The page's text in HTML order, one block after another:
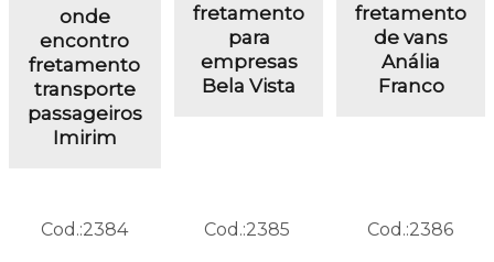
onde
encontro
fretamento
transporte
passageiros
Imirim
fretamento
para
empresas
Bela Vista
fretamento
de vans
Anália
Franco
Cod.:2384 Cod.:2385 Cod.:2386